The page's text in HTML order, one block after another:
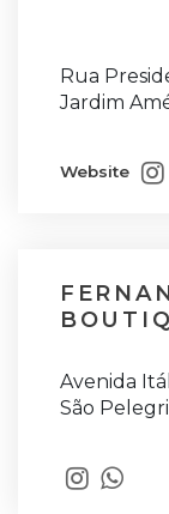
Rua
Jardim
Website
Avenida
São